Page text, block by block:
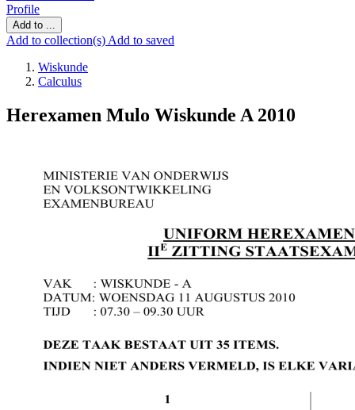
Profile
Add to ...
Add to collection(s) Add to saved
Wiskunde
Calculus
Herexamen Mulo Wiskunde A 2010